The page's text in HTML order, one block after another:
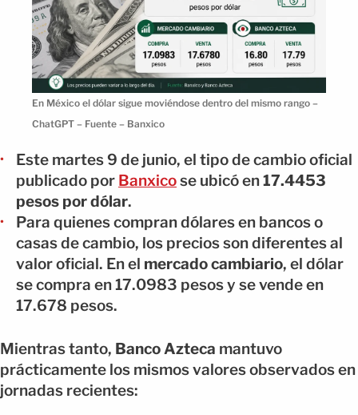
En México el dólar sigue moviéndose dentro del mismo rango –
ChatGPT – Fuente – Banxico
Este martes 9 de junio, el tipo de cambio oficial
publicado por Banxicose ubicó en17.4453
pesos por dólar.
Para quienes compran dólares en bancos o
casas de cambio, los precios son diferentes al
valor oficial. En el mercado cambiario, el dólar
se compra en 17.0983 pesos y se vende en
17.678 pesos.
Mientras tanto, Banco Azteca mantuvo
prácticamente los mismos valores observados en
jornadas recientes: